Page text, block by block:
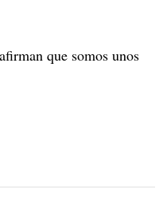
que somos unos